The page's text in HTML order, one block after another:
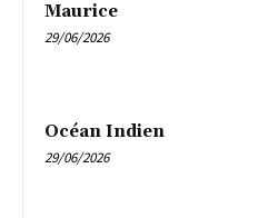
Maurice
29/06/2026
Océan Indien
29/06/2026